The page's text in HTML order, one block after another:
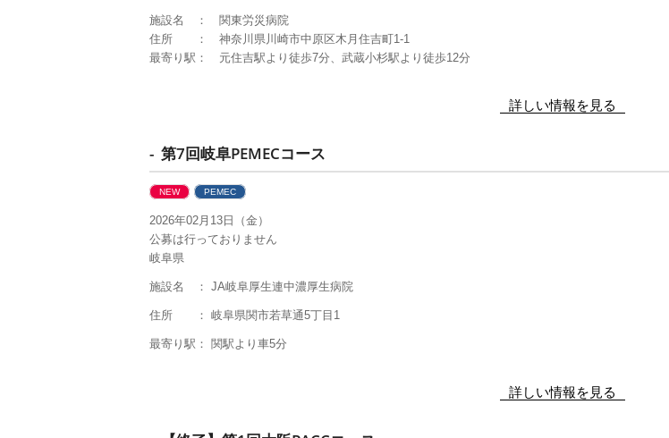
施設名 ： 関東労災病院
住所 ： 神奈川県川崎市中原区木月住吉町1-1
最寄り駅： 元住吉駅より徒歩7分、武蔵小杉駅より徒歩12分
詳しい情報を見る
- 第7回岐阜PEMECコース
NEW PEMEC
2026年02月13日（金）
公募は行っておりません
岐阜県
施設名 ： JA岐阜厚生連中濃厚生病院
住所 ： 岐阜県関市若草通5丁目1
最寄り駅： 関駅より車5分
詳しい情報を見る